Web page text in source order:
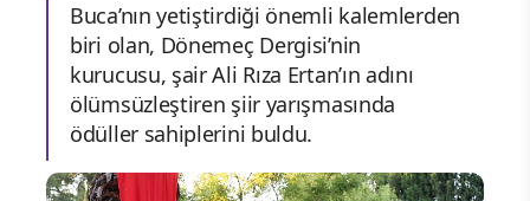
Buca’nın yetiştirdiği önemli kalemlerden
biri olan, Dönemeç Dergisi’nin
kurucusu, şair Ali Rıza Ertan’ın adını
ölümsüzleştiren şiir yarışmasında
ödüller sahiplerini buldu.